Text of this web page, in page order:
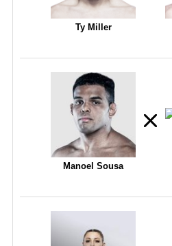
Ty Miller
Manoel Sousa